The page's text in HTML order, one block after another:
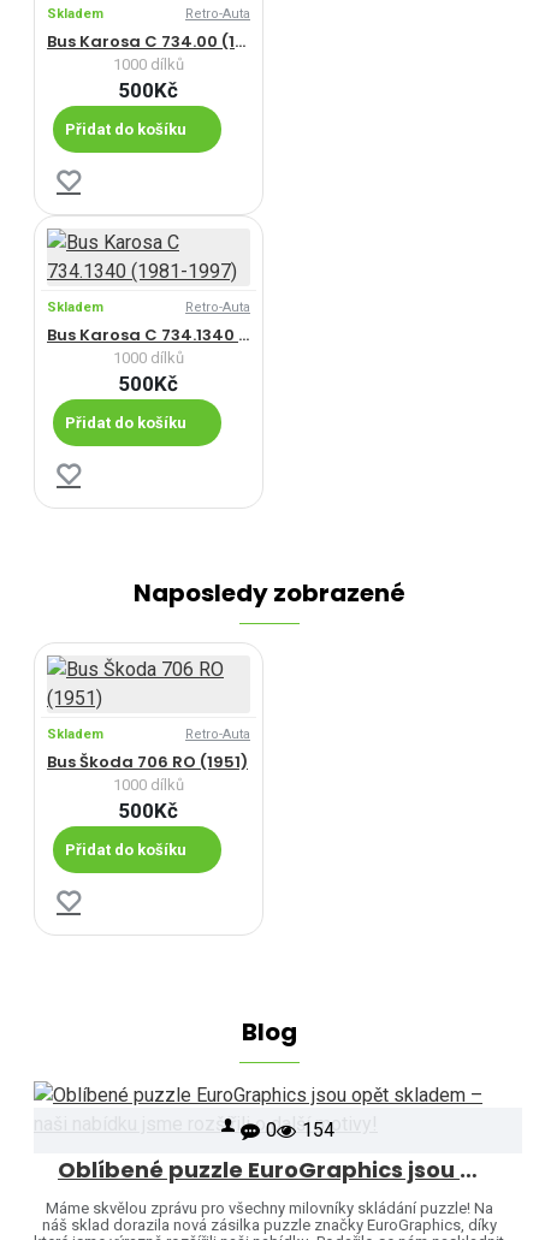
Skladem Retro-Auta
Bus Karosa C 734.00 (1981-1997)
1000 dílků
500Kč
Přidat do košíku
Skladem Retro-Auta
Bus Karosa C 734.1340 (1981-1997)
1000 dílků
500Kč
Přidat do košíku
Naposledy zobrazené
Skladem Retro-Auta
Bus Škoda 706 RO (1951)
1000 dílků
500Kč
Přidat do košíku
Blog
0 154
Oblíbené puzzle EuroGraphics jsou opět skladem – naši nabídku jsme rozšířili o další motivy!
Máme skvělou zprávu pro všechny milovníky skládání puzzle! Na
náš sklad dorazila nová zásilka puzzle značky EuroGraphics, díky